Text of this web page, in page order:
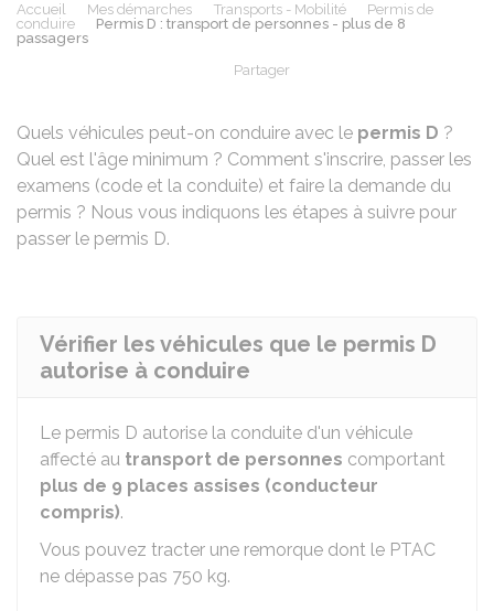
Accueil Mes démarches Transports - Mobilité
Permis de
conduire
Permis D : transport de personnes - plus de 8
passagers
Partager
Quels véhicules peut-on conduire avec le permis D ?
Quel est l'âge minimum ? Comment s'inscrire, passer les
examens (code et la conduite) et faire la demande du
permis ? Nous vous indiquons les étapes à suivre pour
passer le permis D.
Vérifier les véhicules que le permis D
autorise à conduire
Le permis D autorise la conduite d'un véhicule
affecté au transport de personnes comportant
plus de 9 places assises (conducteur
compris).
Vous pouvez tracter une remorque dont le PTAC
ne dépasse pas 750 kg.